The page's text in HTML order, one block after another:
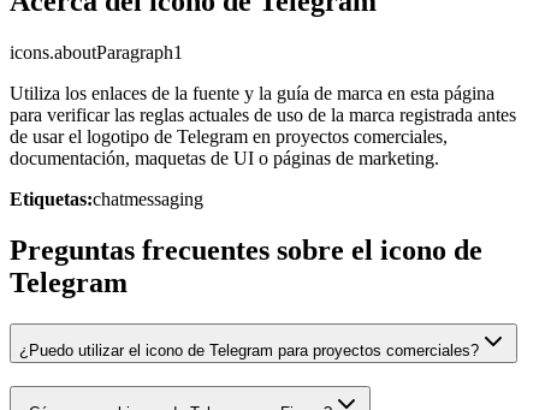
icons.aboutParagraph1
Utiliza los enlaces de la fuente y la guía de marca en esta página
para verificar las reglas actuales de uso de la marca registrada antes
de usar el logotipo de Telegram en proyectos comerciales,
documentación, maquetas de UI o páginas de marketing.
Etiquetas:chatmessaging
Preguntas frecuentes sobre el icono de
Telegram
¿Puedo utilizar el icono de Telegram para proyectos comerciales?